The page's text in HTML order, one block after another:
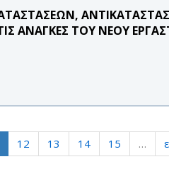
ΑΝΑΓΚΕΣ ΤΟΥ ΝΕΟΥ
12 13 14 15 …